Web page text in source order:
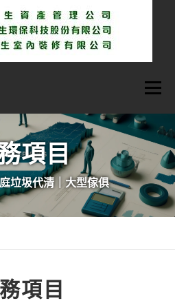
選單
最新消息
內裝修 資產管理
項目
垃圾代清｜大型傢俱
項目